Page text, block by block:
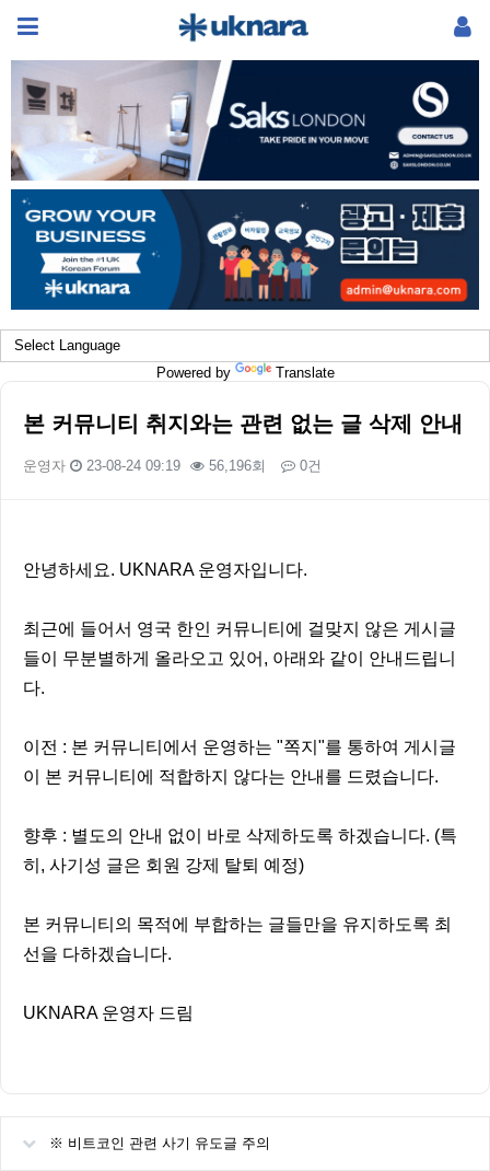
Powered by Translate
본 커뮤니티 취지와는 관련 없는 글 삭제 안내
운영자 23-08-24 09:19 56,196회 0건
안녕하세요. UKNARA 운영자입니다.
최근에 들어서 영국 한인 커뮤니티에 걸맞지 않은 게시글
들이 무분별하게 올라오고 있어, 아래와 같이 안내드립니
다.
이전 : 본 커뮤니티에서 운영하는 "쪽지"를 통하여 게시글
이 본 커뮤니티에 적합하지 않다는 안내를 드렸습니다.
향후 : 별도의 안내 없이 바로 삭제하도록 하겠습니다. (특
히, 사기성 글은 회원 강제 탈퇴 예정)
본 커뮤니티의 목적에 부합하는 글들만을 유지하도록 최
선을 다하겠습니다.
UKNARA 운영자 드림
※ 비트코인 관련 사기 유도글 주의